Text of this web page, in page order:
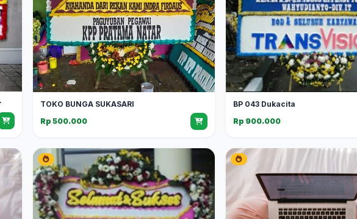
TOKO BUNGA SUKASARI
Rp 500.000
BP 043 Dukacita
Rp 900.000